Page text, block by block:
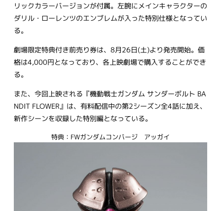
リックカラーバージョンが付属。左腕にメインキャラクターの
ダリル・ローレンツのエンブレムが入った特別仕様となってい
る。
劇場限定特典付き前売り券は、8月26日(土)より発売開始。価
格は4,000円となっており、各上映劇場で購入することができ
る。
また、今回上映される『機動戦士ガンダム サンダーボルト BA
NDIT FLOWER』は、有料配信中の第2シーズン全4話に加え、
新作シーンを収録した特別編となっている。
特典：FWガンダムコンバージ アッガイ